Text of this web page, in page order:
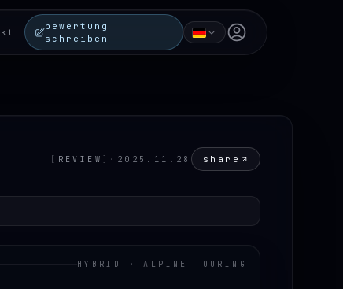
bewertung
schreiben
Open user menu
[ REVIEW ] · 2025.11.28 share
HYBRID · ALPINE TOURING